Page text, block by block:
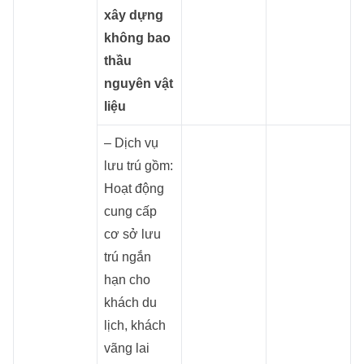
xây dựng
không bao
thầu
nguyên vật
liệu
– Dịch vụ
lưu trú gồm:
Hoạt động
cung cấp
cơ sở lưu
trú ngắn
hạn cho
khách du
lịch, khách
vãng lai